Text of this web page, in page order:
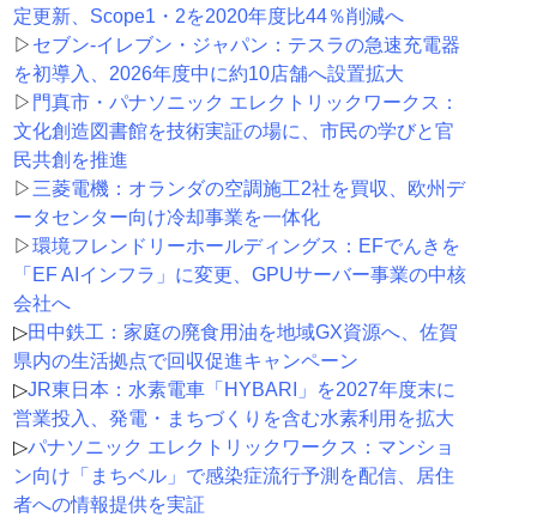
定更新、Scope1・2を2020年度比44％削減へ
▷ セブン‐イレブン・ジャパン：テスラの急速充電器
を初導入、2026年度中に約10店舗へ設置拡大
▷ 門真市・パナソニック エレクトリックワークス：
文化創造図書館を技術実証の場に、市民の学びと官
民共創を推進
▷ 三菱電機：オランダの空調施工2社を買収、欧州デ
ータセンター向け冷却事業を一体化
▷環境フレンドリーホールディングス：EFでんきを
「EF AIインフラ」に変更、GPUサーバー事業の中核
会社へ
▷田中鉄工：家庭の廃食用油を地域GX資源へ、佐賀
県内の生活拠点で回収促進キャンペーン
▷JR東日本：水素電車「HYBARI」を2027年度末に
営業投入、発電・まちづくりを含む水素利用を拡大
▷パナソニック エレクトリックワークス：マンショ
ン向け「まちベル」で感染症流行予測を配信、居住
者への情報提供を実証